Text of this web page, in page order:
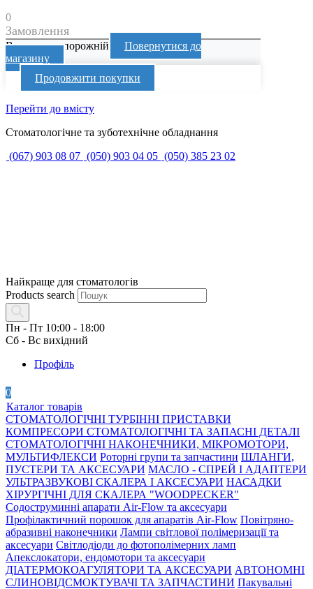
0
Замовлення
Ваш кошик порожній
Повернутися до
магазину
Продовжити покупки
Перейти до вмісту
Стоматологічне та зуботехнічне обладнання
(067) 903 08 07 (050) 903 04 05 (050) 385 23 02
Найкраще для стоматологів
Products search
Пн - Пт 10:00 - 18:00
Сб - Вс вихідний
Профіль
0
Каталог товарів
СТОМАТОЛОГІЧНІ ТУРБІННІ ПРИСТАВКИ
КОМПРЕСОРИ СТОМАТОЛОГІЧНІ ТА ЗАПАСНІ ДЕТАЛІ
СТОМАТОЛОГІЧНІ НАКОНЕЧНИКИ, МІКРОМОТОРИ,
МУЛЬТИФЛЕКСИ Роторні групи та запчастини ШЛАНГИ,
ПУСТЕРИ ТА АКСЕСУАРИ МАСЛО - СПРЕЙ І АДАПТЕРИ
УЛЬТРАЗВУКОВІ СКАЛЕРА І АКСЕСУАРИ НАСАДКИ
ХІРУРГІЧНІ ДЛЯ СКАЛЕРА "WOODPECKER"
Содоструминні апарати Air-Flow та аксесуари
Профілактичний порошок для апаратів Air-Flow Повітряно-
абразивні наконечники Лампи світлової полімеризації та
аксесуари Світлодіоди до фотополімерних ламп
Апекслокатори, ендомотори та аксесуари
ДІАТЕРМОКОАГУЛЯТОРИ ТА АКСЕСУАРИ АВТОНОМНІ
СЛИНОВІДСМОКТУВАЧІ ТА ЗАПЧАСТИНИ Пакувальні